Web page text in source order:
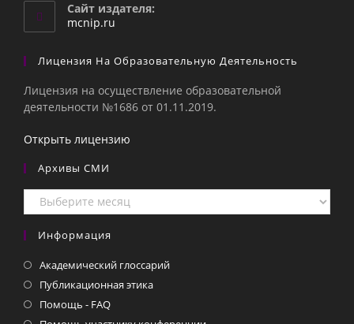
Сайт издателя:
mcnip.ru
Лицензия На Образовательную Деятельность
Лицензия на осуществление образовательной
деятельности №1686 от 01.11.2019.
Открыть лицензию
Архивы СМИ
Архивы
СМИ
Информация
Академический глоссарий
Публикационная этика
Помощь - FAQ